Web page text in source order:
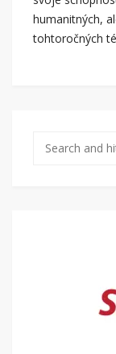
humanitných,
tohtoročných